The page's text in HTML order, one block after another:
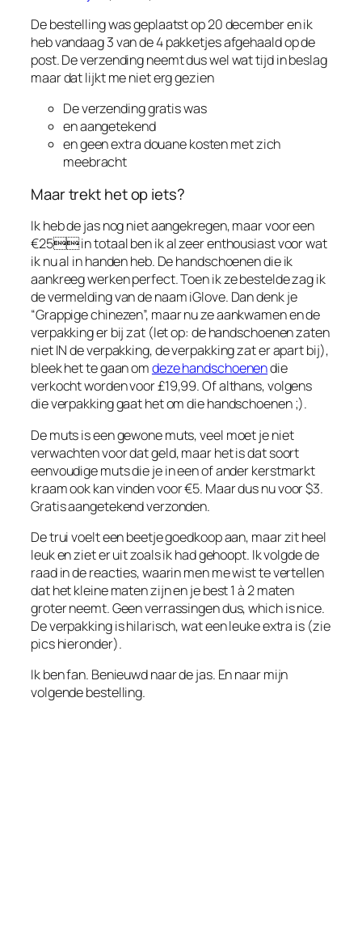
De bestelling was geplaatst op 20 december en ik
heb vandaag 3 van de 4 pakketjes afgehaald op de
post. De verzending neemt dus wel wat tijd in beslag
maar dat lijkt me niet erg gezien
De verzending gratis was
en aangetekend
en geen extra douane kosten met zich
meebracht
Maar trekt het op iets?
Ik heb de jas nog niet aangekregen, maar voor een
€25 in totaal ben ik al zeer enthousiast voor wat
ik nu al in handen heb. De handschoenen die ik
aankreeg werken perfect. Toen ik ze bestelde zag ik
de vermelding van de naam iGlove. Dan denk je
“Grappige chinezen”, maar nu ze aankwamen en de
verpakking er bij zat (let op: de handschoenen zaten
niet IN de verpakking, de verpakking zat er apart bij),
bleek het te gaan omdeze handschoenendie
verkocht worden voor £19,99. Of althans, volgens
die verpakking gaat het om die handschoenen ;).
De muts is een gewone muts, veel moet je niet
verwachten voor dat geld, maar het is dat soort
eenvoudige muts die je in een of ander kerstmarkt
kraam ook kan vinden voor €5. Maar dus nu voor $3.
Gratis aangetekend verzonden.
De trui voelt een beetje goedkoop aan, maar zit heel
leuk en ziet er uit zoals ik had gehoopt. Ik volgde de
raad in de reacties, waarin men me wist te vertellen
dat het kleine maten zijn en je best 1 à 2 maten
groter neemt. Geen verrassingen dus, which is nice.
De verpakking is hilarisch, wat een leuke extra is (zie
pics hieronder).
Ik ben fan. Benieuwd naar de jas. En naar mijn
volgende bestelling.